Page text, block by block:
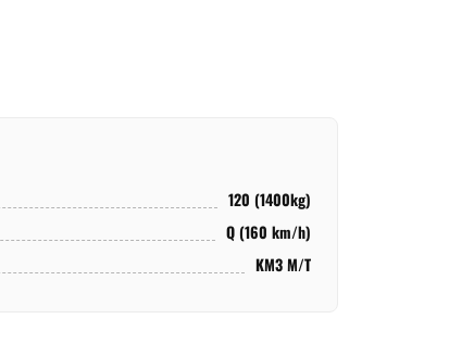
120 (1400kg)
Q (160 km/h)
KM3 M/T